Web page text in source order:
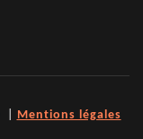
Mentions légales